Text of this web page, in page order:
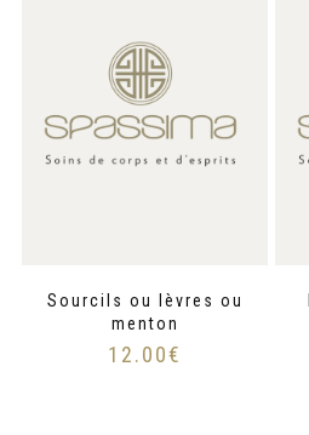
Sourcils ou lèvres ou
menton
12.00€